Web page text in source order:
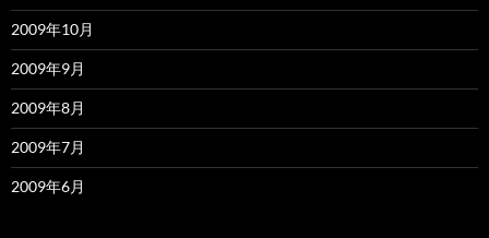
2009年10月
2009年9月
2009年8月
2009年7月
2009年6月